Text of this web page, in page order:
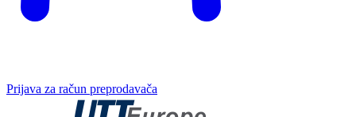
Prijava za račun preprodavača